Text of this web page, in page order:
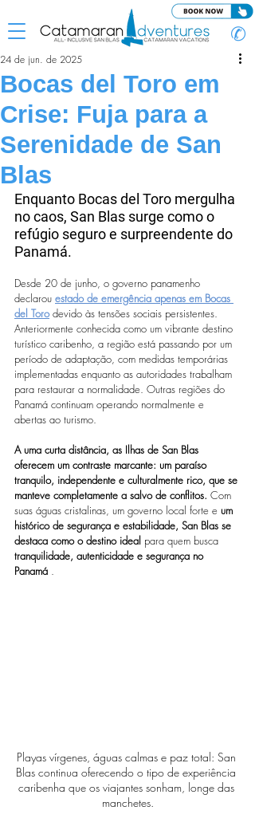
✆
Bocas del Toro em
Crise: Fuja para a
Serenidade de San
Blas
24 de jun. de 2025
Enquanto Bocas del Toro mergulha
no caos, San Blas surge como o
refúgio seguro e surpreendente do
Panamá.
Desde 20 de junho, o governo panamenho
declarou estado de emergência apenas em Bocas
del Toro devido às tensões sociais persistentes.
Anteriormente conhecida como um vibrante destino
turístico caribenho, a região está passando por um
período de adaptação, com medidas temporárias
implementadas enquanto as autoridades trabalham
para restaurar a normalidade. Outras regiões do
Panamá continuam operando normalmente e
abertas ao turismo.
A uma curta distância, as Ilhas de San Blas
oferecem um contraste marcante: um paraíso
tranquilo, independente e culturalmente rico, que se
manteve completamente a salvo de conflitos. Com
suas águas cristalinas, um governo local forte e um
histórico de segurança e estabilidade, San Blas se
destaca como o destino ideal para quem busca
tranquilidade, autenticidade e segurança no
Panamá .
Playas vírgenes, águas calmas e paz total: San
Blas continua oferecendo o tipo de experiência
caribenha que os viajantes sonham, longe das
manchetes.